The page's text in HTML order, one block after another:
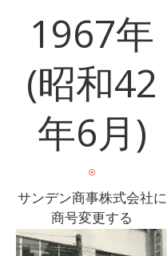
1967年
(昭和42
年6月)
サンデン商事株式会社に
商号変更する